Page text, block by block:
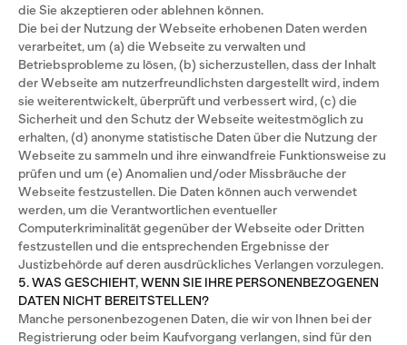
die Sie akzeptieren oder ablehnen können.
Die bei der Nutzung der Webseite erhobenen Daten werden
verarbeitet, um (a) die Webseite zu verwalten und
Betriebsprobleme zu lösen, (b) sicherzustellen, dass der Inhalt
der Webseite am nutzerfreundlichsten dargestellt wird, indem
sie weiterentwickelt, überprüft und verbessert wird, (c) die
Sicherheit und den Schutz der Webseite weitestmöglich zu
erhalten, (d) anonyme statistische Daten über die Nutzung der
Webseite zu sammeln und ihre einwandfreie Funktionsweise zu
prüfen und um (e) Anomalien und/oder Missbräuche der
Webseite festzustellen. Die Daten können auch verwendet
werden, um die Verantwortlichen eventueller
Computerkriminalität gegenüber der Webseite oder Dritten
festzustellen und die entsprechenden Ergebnisse der
Justizbehörde auf deren ausdrückliches Verlangen vorzulegen.
5. WAS GESCHIEHT, WENN SIE IHRE PERSONENBEZOGENEN
DATEN NICHT BEREITSTELLEN?
Manche personenbezogenen Daten, die wir von Ihnen bei der
Registrierung oder beim Kaufvorgang verlangen, sind für den